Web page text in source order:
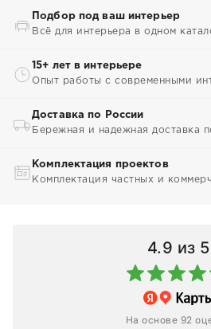
Подбор под ваш интерьер
Всё для интерьера в одном
15+ лет в интерьере
Опыт работы с современными
Доставка по России
Бережная и надежная доставка
Комплектация проектов
Комплектация частных и
4.9 из 5
На основе 92